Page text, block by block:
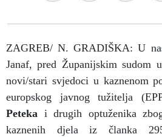
ZAGREB/ N. GRADIŠKA: U
Janaf, pred Županijskim sudom
novi/stari svjedoci u kaznenom
europskog javnog tužitelja
Peteka i drugih optuženika
kaznenih djela iz članka